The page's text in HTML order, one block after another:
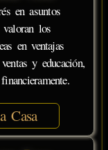
en asuntos
los
en ventajas
y educación,
Casa